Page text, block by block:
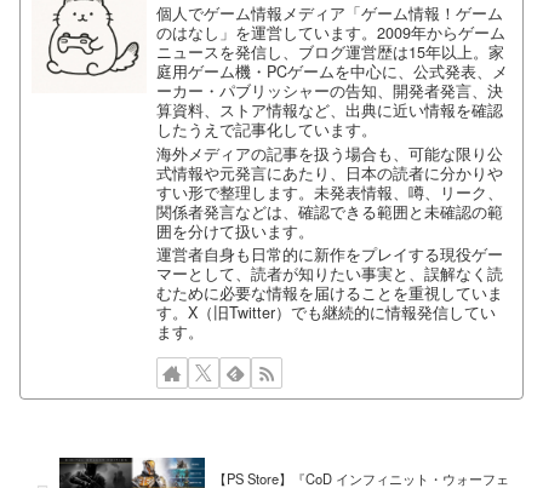
個人でゲーム情報メディア「ゲーム情報！ゲーム
のはなし」を運営しています。2009年からゲーム
ニュースを発信し、ブログ運営歴は15年以上。家
庭用ゲーム機・PCゲームを中心に、公式発表、メ
ーカー・パブリッシャーの告知、開発者発言、決
算資料、ストア情報など、出典に近い情報を確認
したうえで記事化しています。
海外メディアの記事を扱う場合も、可能な限り公
式情報や元発言にあたり、日本の読者に分かりや
すい形で整理します。未発表情報、噂、リーク、
関係者発言などは、確認できる範囲と未確認の範
囲を分けて扱います。
運営者自身も日常的に新作をプレイする現役ゲー
マーとして、読者が知りたい事実と、誤解なく読
むために必要な情報を届けることを重視していま
す。X（旧Twitter）でも継続的に情報発信してい
ます。
【PS Store】『CoD インフィニット・ウォーフェ